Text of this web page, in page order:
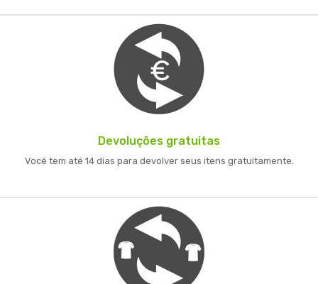
Devoluções gratuitas
Você tem até 14 dias para devolver seus itens gratuitamente.